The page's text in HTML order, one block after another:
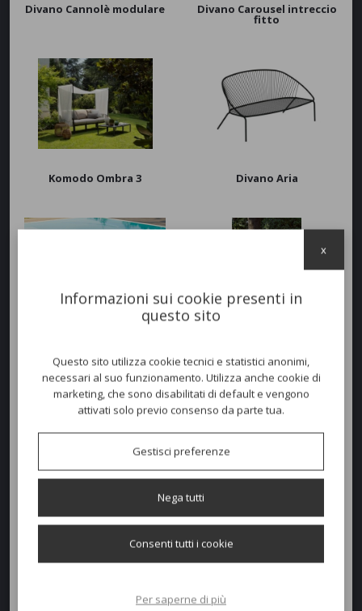
Divano Cannolè modulare Divano Carousel intreccio
fitto
Komodo Ombra 3 Divano Aria
Divano Sunset Comfort
New
Informazioni sui cookie presenti in
questo sito
Questo sito utilizza cookie tecnici e statistici anonimi,
necessari al suo funzionamento. Utilizza anche cookie di
marketing, che sono disabilitati di default e vengono
attivati solo previo consenso da parte tua.
Gestisci preferenze
Nega tutti
Consenti tutti i cookie
Per saperne di più
x